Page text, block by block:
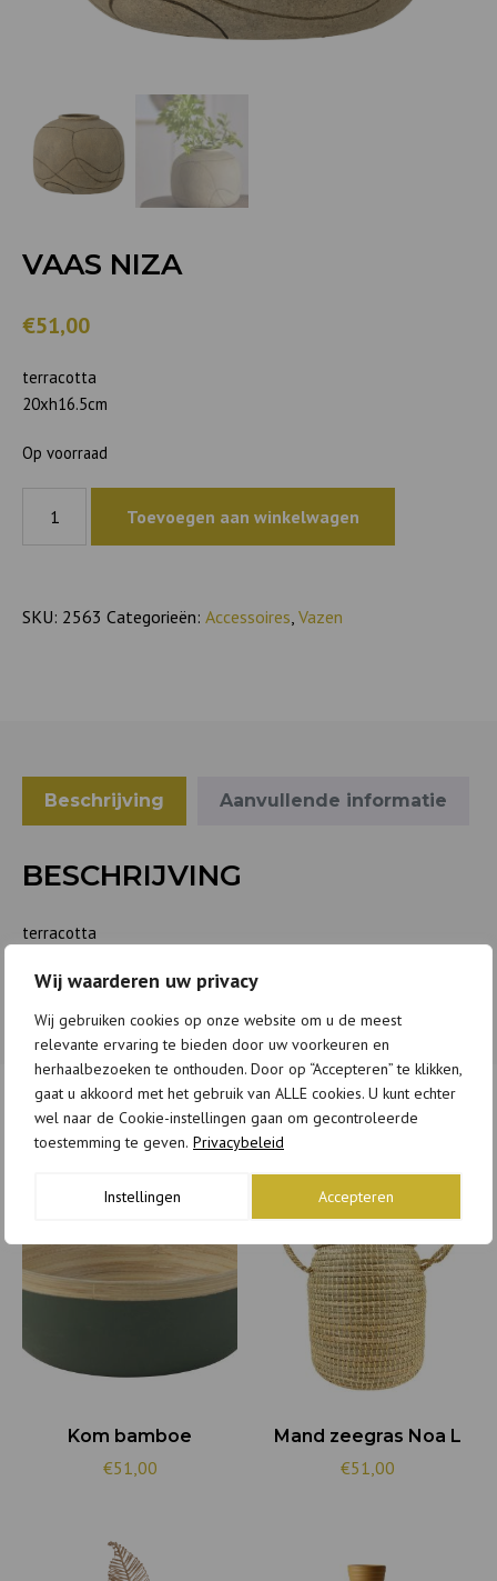
Wij waarderen uw privacy
Wij gebruiken cookies op onze website om u de meest
relevante ervaring te bieden door uw voorkeuren en
herhaalbezoeken te onthouden. Door op “Accepteren” te klikken,
gaat u akkoord met het gebruik van ALLE cookies. U kunt echter
wel naar de Cookie-instellingen gaan om gecontroleerde
toestemming te geven. Privacybeleid
Instellingen Accepteren
VAAS NIZA
€51,00
terracotta
20xh16.5cm
Op voorraad
Niza
Toevoegen aan winkelwagen
SKU: 2563 Categorieën: Accessoires, Vazen
Beschrijving Aanvullende informatie
BESCHRIJVING
terracotta
GERELATEERDE PRODUCTEN
Kom bamboe
€51,00
Mand zeegras Noa L
€51,00